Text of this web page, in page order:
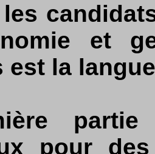
et
est la
pour